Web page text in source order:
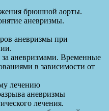
брюшной аорты.
аневризмы.
аневризмы при
аневризмами. Временные
в зависимости от
лечению
аневризмы
лечения.